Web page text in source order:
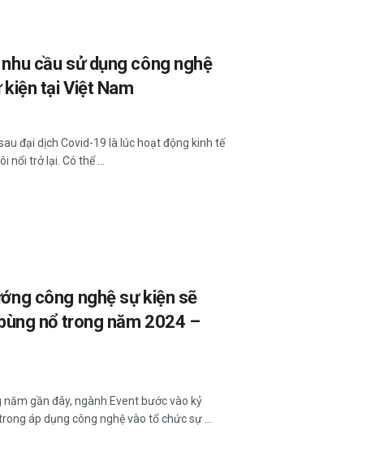
nhu cầu sử dụng công nghệ
tại Việt Nam
đại dịch Covid-19 là lúc hoạt động kinh tế
nổi trở lại. Có thể ...
công nghệ sự kiện sẽ
nổ trong năm 2024 –
gần đây, ngành Event bước vào kỷ
áp dụng công nghệ vào tổ chức sự ...